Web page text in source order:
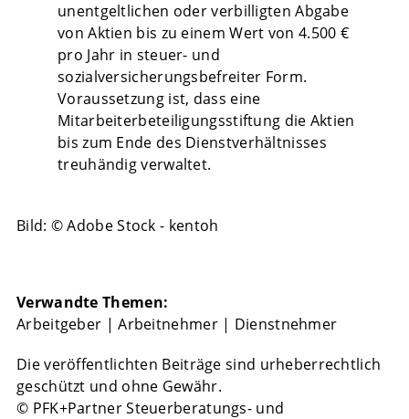
unentgeltlichen oder verbilligten Abgabe
von Aktien bis zu einem Wert von 4.500 €
pro Jahr in steuer- und
sozialversicherungsbefreiter Form.
Voraussetzung ist, dass eine
Mitarbeiterbeteiligungsstiftung die Aktien
bis zum Ende des Dienstverhältnisses
treuhändig verwaltet.
Bild: © Adobe Stock - kentoh
Verwandte Themen:
Arbeitgeber |Arbeitnehmer| Dienstnehmer
Die veröffentlichten Beiträge sind urheberrechtlich
geschützt und ohne Gewähr.
© PFK+Partner Steuerberatungs- und